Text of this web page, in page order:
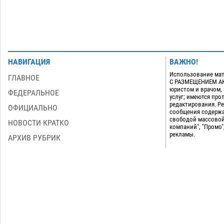
НАВИГАЦИЯ
ГЛАВНОЕ
ФЕДЕРАЛЬНОЕ
ОФИЦИАЛЬНО
НОВОСТИ КРАТКО
АРХИВ РУБРИК
ВАЖНО!
Использование
С РАЗМЕЩЕНИЕМ
юристом и врачом,
услуг; имеются
редактирования.
сообщения
свободой
компаний",
рекламы.